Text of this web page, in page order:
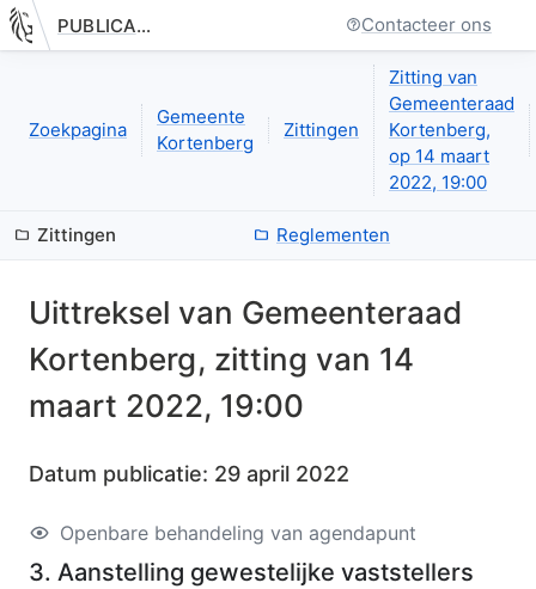
Nieuwe pagina: PUBLICATIE.GELINKT-NOTULEREN.VLAANDEREN.BE Contacteer ons
Zoekpagina
Gemeente
Kortenberg
Zittingen
Zitting van
Gemeenteraad
Kortenberg,
op 14 maart
2022, 19:00
Zittingen Reglementen
Uittreksel van Gemeenteraad
Kortenberg, zitting van 14
maart 2022, 19:00
Datum publicatie: 29 april 2022
Openbare behandeling van agendapunt
3. Aanstelling gewestelijke vaststellers